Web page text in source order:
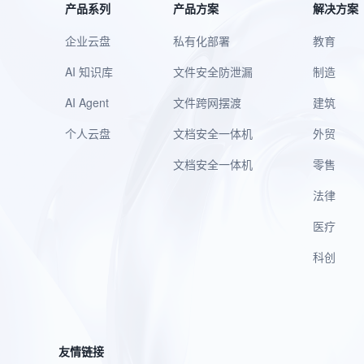
产品系列
企业云盘
AI 知识库
AI Agent
个人云盘
产品方案
私有化部署
文件安全防泄漏
文件跨网摆渡
文档安全一体机
文档安全一体机
解决方案
教育
制造
建筑
外贸
零售
法律
医疗
科创
友情链接